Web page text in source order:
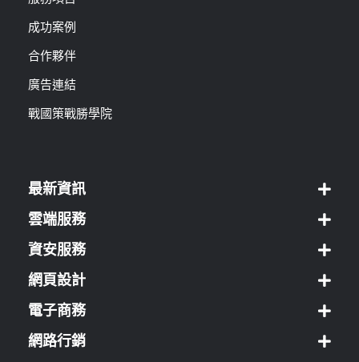
成功案例
合作夥伴
廣告連結
戰國策戰勝學院
最新資訊
雲端服務
資安服務
網頁設計
電子商務
網路行銷